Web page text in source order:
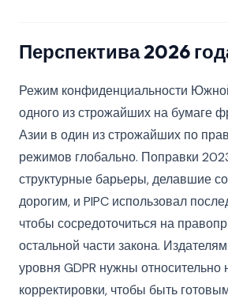
Перспектива 2026
Режим конфиденциальности
одного из строжайших на бумаге
Азии в один из строжайших по
режимов глобально. Поправки
структурные барьеры, делавшие
дорогим, и PIPC использовал
чтобы сосредоточиться на
остальной части закона.
уровня GDPR нужны
корректировки, чтобы быть